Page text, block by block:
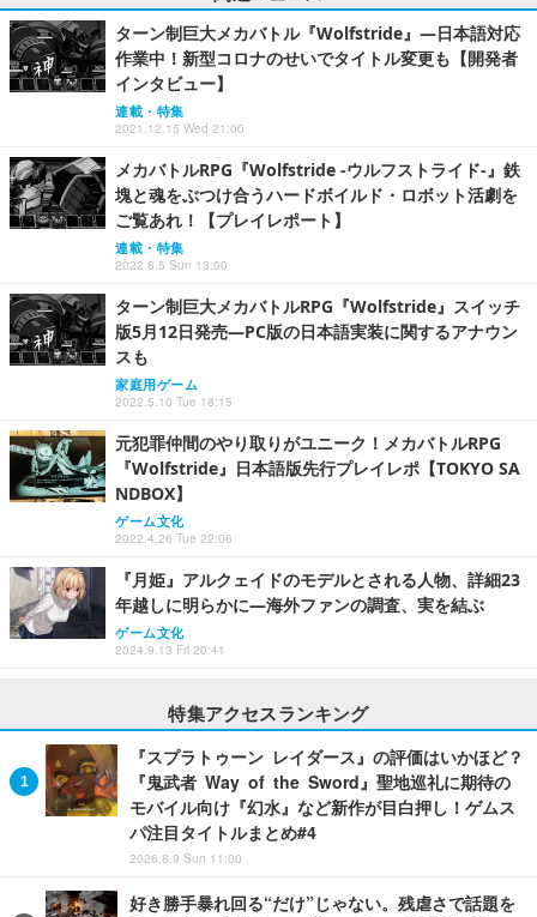
ターン制巨大メカバトル『Wolfstride』―日本語対応
作業中！新型コロナのせいでタイトル変更も【開発者
インタビュー】
連載・特集
2021.12.15 Wed 21:00
メカバトルRPG『Wolfstride -ウルフストライド-』鉄
塊と魂をぶつけ合うハードボイルド・ロボット活劇を
ご覧あれ！【プレイレポート】
連載・特集
2022.6.5 Sun 13:00
ターン制巨大メカバトルRPG『Wolfstride』スイッチ
版5月12日発売―PC版の日本語実装に関するアナウン
スも
家庭用ゲーム
2022.5.10 Tue 18:15
元犯罪仲間のやり取りがユニーク！メカバトルRPG
『Wolfstride』日本語版先行プレイレポ【TOKYO SA
NDBOX】
ゲーム文化
2022.4.26 Tue 22:06
『月姫』アルクェイドのモデルとされる人物、詳細23
年越しに明らかに―海外ファンの調査、実を結ぶ
ゲーム文化
2024.9.13 Fri 20:41
特集アクセスランキング
『スプラトゥーン レイダース』の評価はいかほど？
『鬼武者 Way of the Sword』聖地巡礼に期待の
モバイル向け『幻水』など新作が目白押し！ゲムス
パ注目タイトルまとめ#4
2026.8.9 Sun 11:00
好き勝手暴れ回る“だけ”じゃない。残虐さで話題を